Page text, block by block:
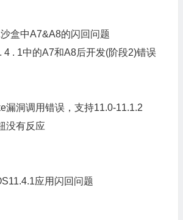
盒中A7&A8的闪回问题
4 . 1中的A7和A8后开发(阶段2)错误
漏洞调用错误，支持11.0-11.1.2
没有反应
应用闪回问题